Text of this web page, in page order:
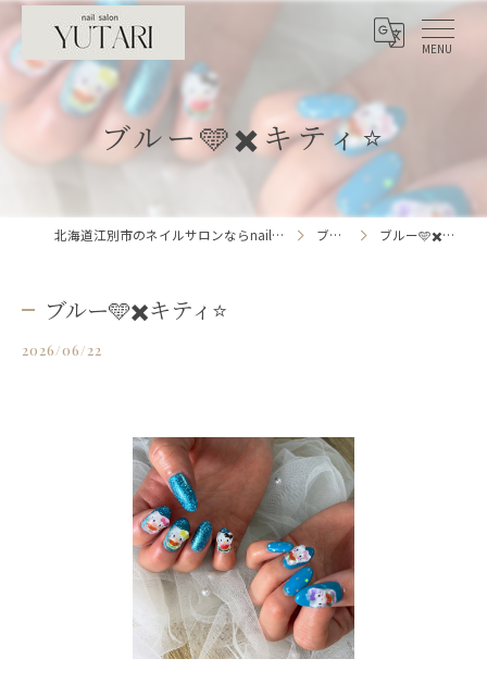
ブルー🩵✖️キティ⭐️
北海道江別市のネイルサロンならnailsalon YUTARI ブログ ブルー🩵✖️キティ⭐️
ブルー🩵✖️キティ⭐️
2026/06/22